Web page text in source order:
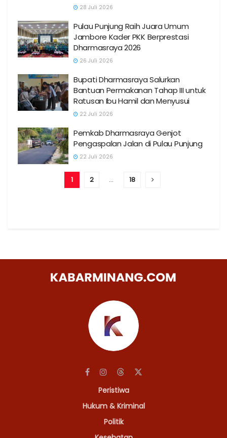
28 Juli 2026
Pulau Punjung Raih Juara Umum
Jambore Kader PKK Berprestasi
Dharmasraya 2026
26 Juli 2026
Bupati Dharmasraya Salurkan
Bantuan Permakanan Tahap III untuk
Ratusan Ibu Hamil dan Menyusui
22 Juli 2026
Pemkab Dharmasraya Genjot
Pengaspalan Jalan di Pulau Punjung
22 Juli 2026
1 2 … 18
Peristiwa
Hukum & Kriminal
Politik